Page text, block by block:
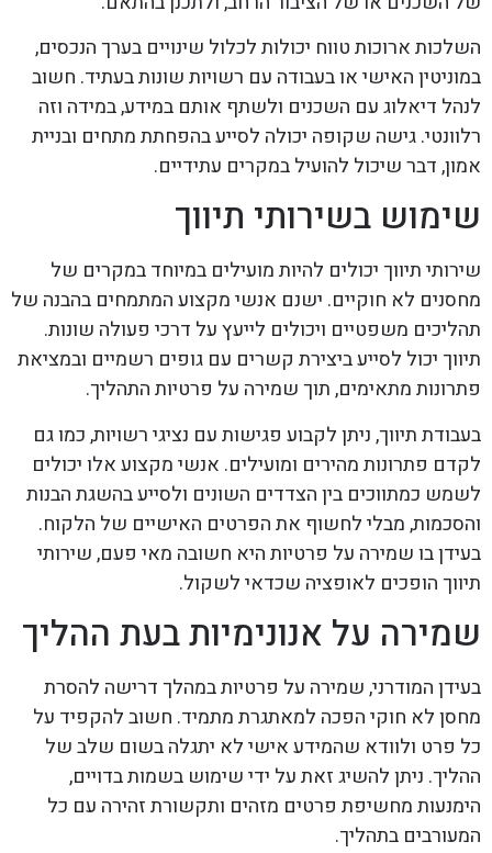
השלכות ארוכות טווח יכולות לכלול שינויים בערך הנכסים,
במוניטין האישי או בעבודה עם רשויות שונות בעתיד. חשוב
לנהל דיאלוג עם השכנים ולשתף אותם במידע, במידה וזה
רלוונטי. גישה שקופה יכולה לסייע בהפחתת מתחים ובניית
אמון, דבר שיכול להועיל במקרים עתידיים.
שימוש בשירותי תיווך
שירותי תיווך יכולים להיות מועילים במיוחד במקרים של
מחסנים לא חוקיים. ישנם אנשי מקצוע המתמחים בהבנה של
תהליכים משפטיים ויכולים לייעץ על דרכי פעולה שונות.
תיווך יכול לסייע ביצירת קשרים עם גופים רשמיים ובמציאת
פתרונות מתאימים, תוך שמירה על פרטיות התהליך.
בעבודת תיווך, ניתן לקבוע פגישות עם נציגי רשויות, כמו גם
לקדם פתרונות מהירים ומועילים. אנשי מקצוע אלו יכולים
לשמש כמתווכים בין הצדדים השונים ולסייע בהשגת הבנות
והסכמות, מבלי לחשוף את הפרטים האישיים של הלקוח.
בעידן בו שמירה על פרטיות היא חשובה מאי פעם, שירותי
תיווך הופכים לאופציה שכדאי לשקול.
שמירה על אנונימיות בעת ההליך
בעידן המודרני, שמירה על פרטיות במהלך דרישה להסרת
מחסן לא חוקי הפכה למאתגרת מתמיד. חשוב להקפיד על
כל פרט ולוודא שהמידע אישי לא יתגלה בשום שלב של
ההליך. ניתן להשיג זאת על ידי שימוש בשמות בדויים,
הימנעות מחשיפת פרטים מזהים ותקשורת זהירה עם כל
המעורבים בתהליך.